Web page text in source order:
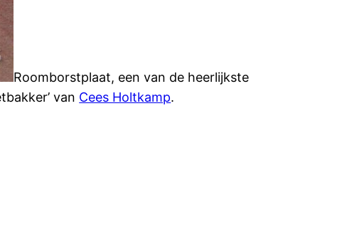
Roomborstplaat, een van de heerlijkste
van Cees Holtkamp.